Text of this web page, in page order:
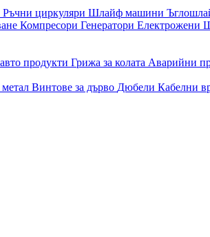
Ръчни циркуляри Шлайф машини
Компресори Генератори Електрожени
продукти Грижа за колата Аварийни
Винтове за дърво Дюбели Кабелни